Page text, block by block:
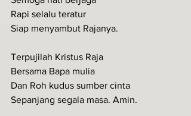
Rapi selalu teratur
Siap menyambut Rajanya.
Terpujilah Kristus Raja
Bersama Bapa mulia
Dan Roh kudus sumber cinta
Sepanjang segala masa. Amin.